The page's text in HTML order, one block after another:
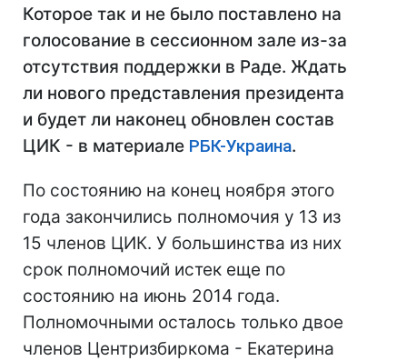
Которое так и не было поставлено на
голосование в сессионном зале из-за
отсутствия поддержки в Раде. Ждать
ли нового представления президента
и будет ли наконец обновлен состав
ЦИК - в материале РБК-Украина.
По состоянию на конец ноября этого
года закончились полномочия у 13 из
15 членов ЦИК. У большинства из них
срок полномочий истек еще по
состоянию на июнь 2014 года.
Полномочными осталось только двое
членов Центризбиркома - Екатерина